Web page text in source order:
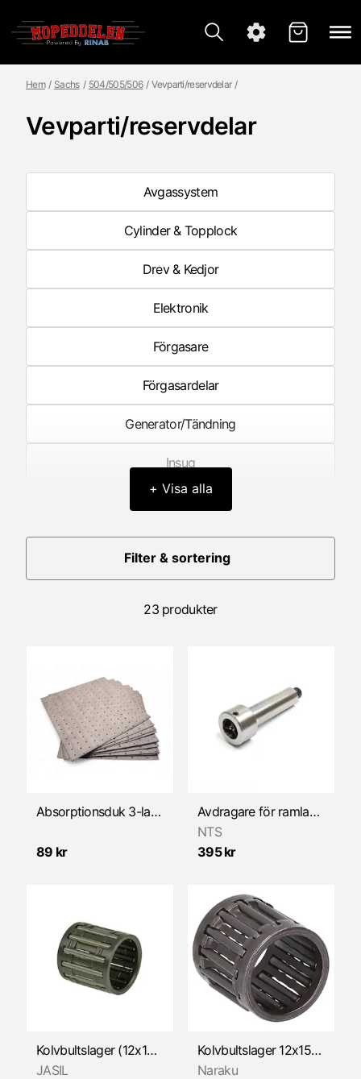
Hem Sachs 504/505/506 Vevparti/reservdelar
Vevparti/reservdelar
Avgassystem
Cylinder & Topplock
Drev & Kedjor
Elektronik
Förgasare
Förgasardelar
Generator/Tändning
Insug
Kolv
Koppling
Litteratur
Packningar & Packboxar
Växelmekanism
+ Visa alla
Filter & sortering
23 produkter
Absorptionsduk 3-lager, 10-pack
89 kr
Avdragare för ramlager (E15/L17 lager)
NTS
395 kr
Kolvbultslager (12x15x15mm) JASIL
JASIL
Kolvbultslager 12x15x15 NARAKU
Naraku